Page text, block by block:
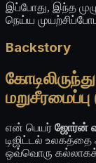
இப்போது, இந்த
நெய்ய
Backstory
என் பெயர் ஜோர்ன்
டிஜிட்டல்
ஒவ்வொரு கல்லாகக்